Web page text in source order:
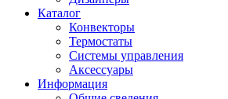
Каталог
Конвекторы
Термостаты
Системы управления
Аксессуары
Информация